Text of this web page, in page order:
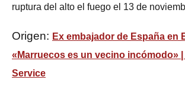
ruptura del alto el fuego el 13 de
Origen: Ex embajador de España en
«Marruecos es un vecino incómodo»
Service